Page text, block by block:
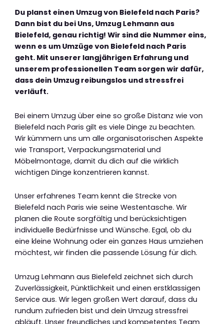
Du planst einen Umzug von Bielefeld nach Paris?
Dann bist du bei Uns, Umzug Lehmann aus
Bielefeld, genau richtig! Wir sind die Nummer eins,
wenn es um Umzüge von Bielefeld nach Paris
geht. Mit unserer langjährigen Erfahrung und
unserem professionellen Team sorgen wir dafür,
dass dein Umzug reibungslos und stressfrei
verläuft.
Bei einem Umzug über eine so große Distanz wie von
Bielefeld nach Paris gilt es viele Dinge zu beachten.
Wir kümmern uns um alle organisatorischen Aspekte
wie Transport, Verpackungsmaterial und
Möbelmontage, damit du dich auf die wirklich
wichtigen Dinge konzentrieren kannst.
Unser erfahrenes Team kennt die Strecke von
Bielefeld nach Paris wie seine Westentasche. Wir
planen die Route sorgfältig und berücksichtigen
individuelle Bedürfnisse und Wünsche. Egal, ob du
eine kleine Wohnung oder ein ganzes Haus umziehen
möchtest, wir finden die passende Lösung für dich.
Umzug Lehmann aus Bielefeld zeichnet sich durch
Zuverlässigkeit, Pünktlichkeit und einen erstklassigen
Service aus. Wir legen großen Wert darauf, dass du
rundum zufrieden bist und dein Umzug stressfrei
abläuft. Unser freundliches und kompetentes Team